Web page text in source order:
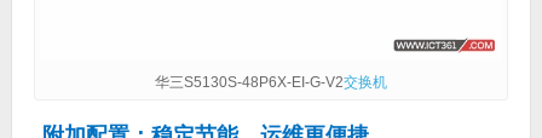
华三S5130S-48P6X-EI-G-V2交换机